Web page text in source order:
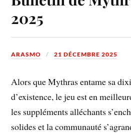
2025
ARASMO 21 DÉCEMBRE 2025
Alors que Mythras entame sa
d’existence, le jeu est en
les suppléments alléchants
solides et la communauté